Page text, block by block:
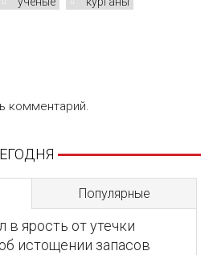
комментарий.
Популярные
ярость от утечки
истощении запасов